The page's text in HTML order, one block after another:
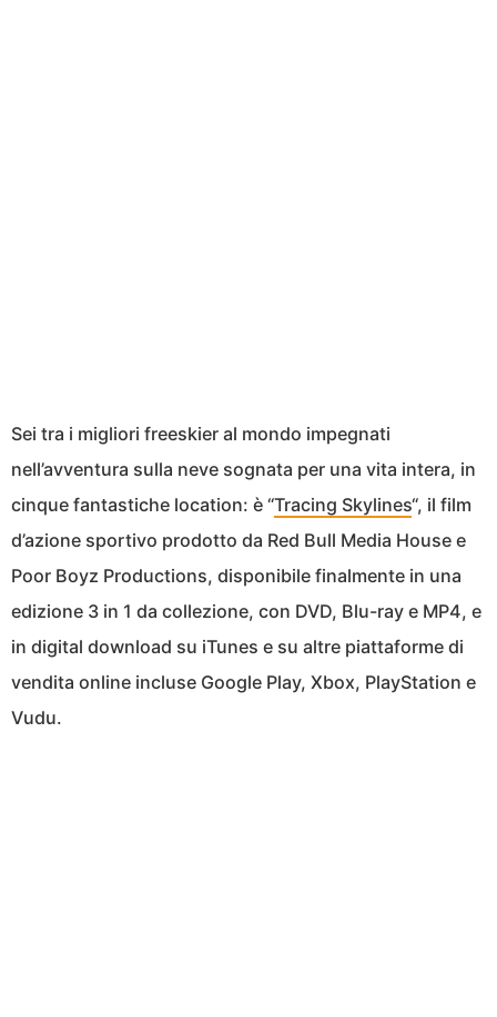
Sei tra i migliori freeskier al mondo impegnati
nell’avventura sulla neve sognata per una vita intera, in
cinque fantastiche location: è “Tracing Skylines“, il film
d’azione sportivo prodotto da Red Bull Media House e
Poor Boyz Productions, disponibile finalmente in una
edizione 3 in 1 da collezione, con DVD, Blu-ray e MP4, e
in digital download su iTunes e su altre piattaforme di
vendita online incluse Google Play, Xbox, PlayStation e
Vudu.